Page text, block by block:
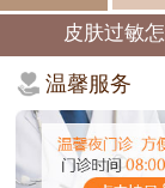
皮肤过敏
温馨服务